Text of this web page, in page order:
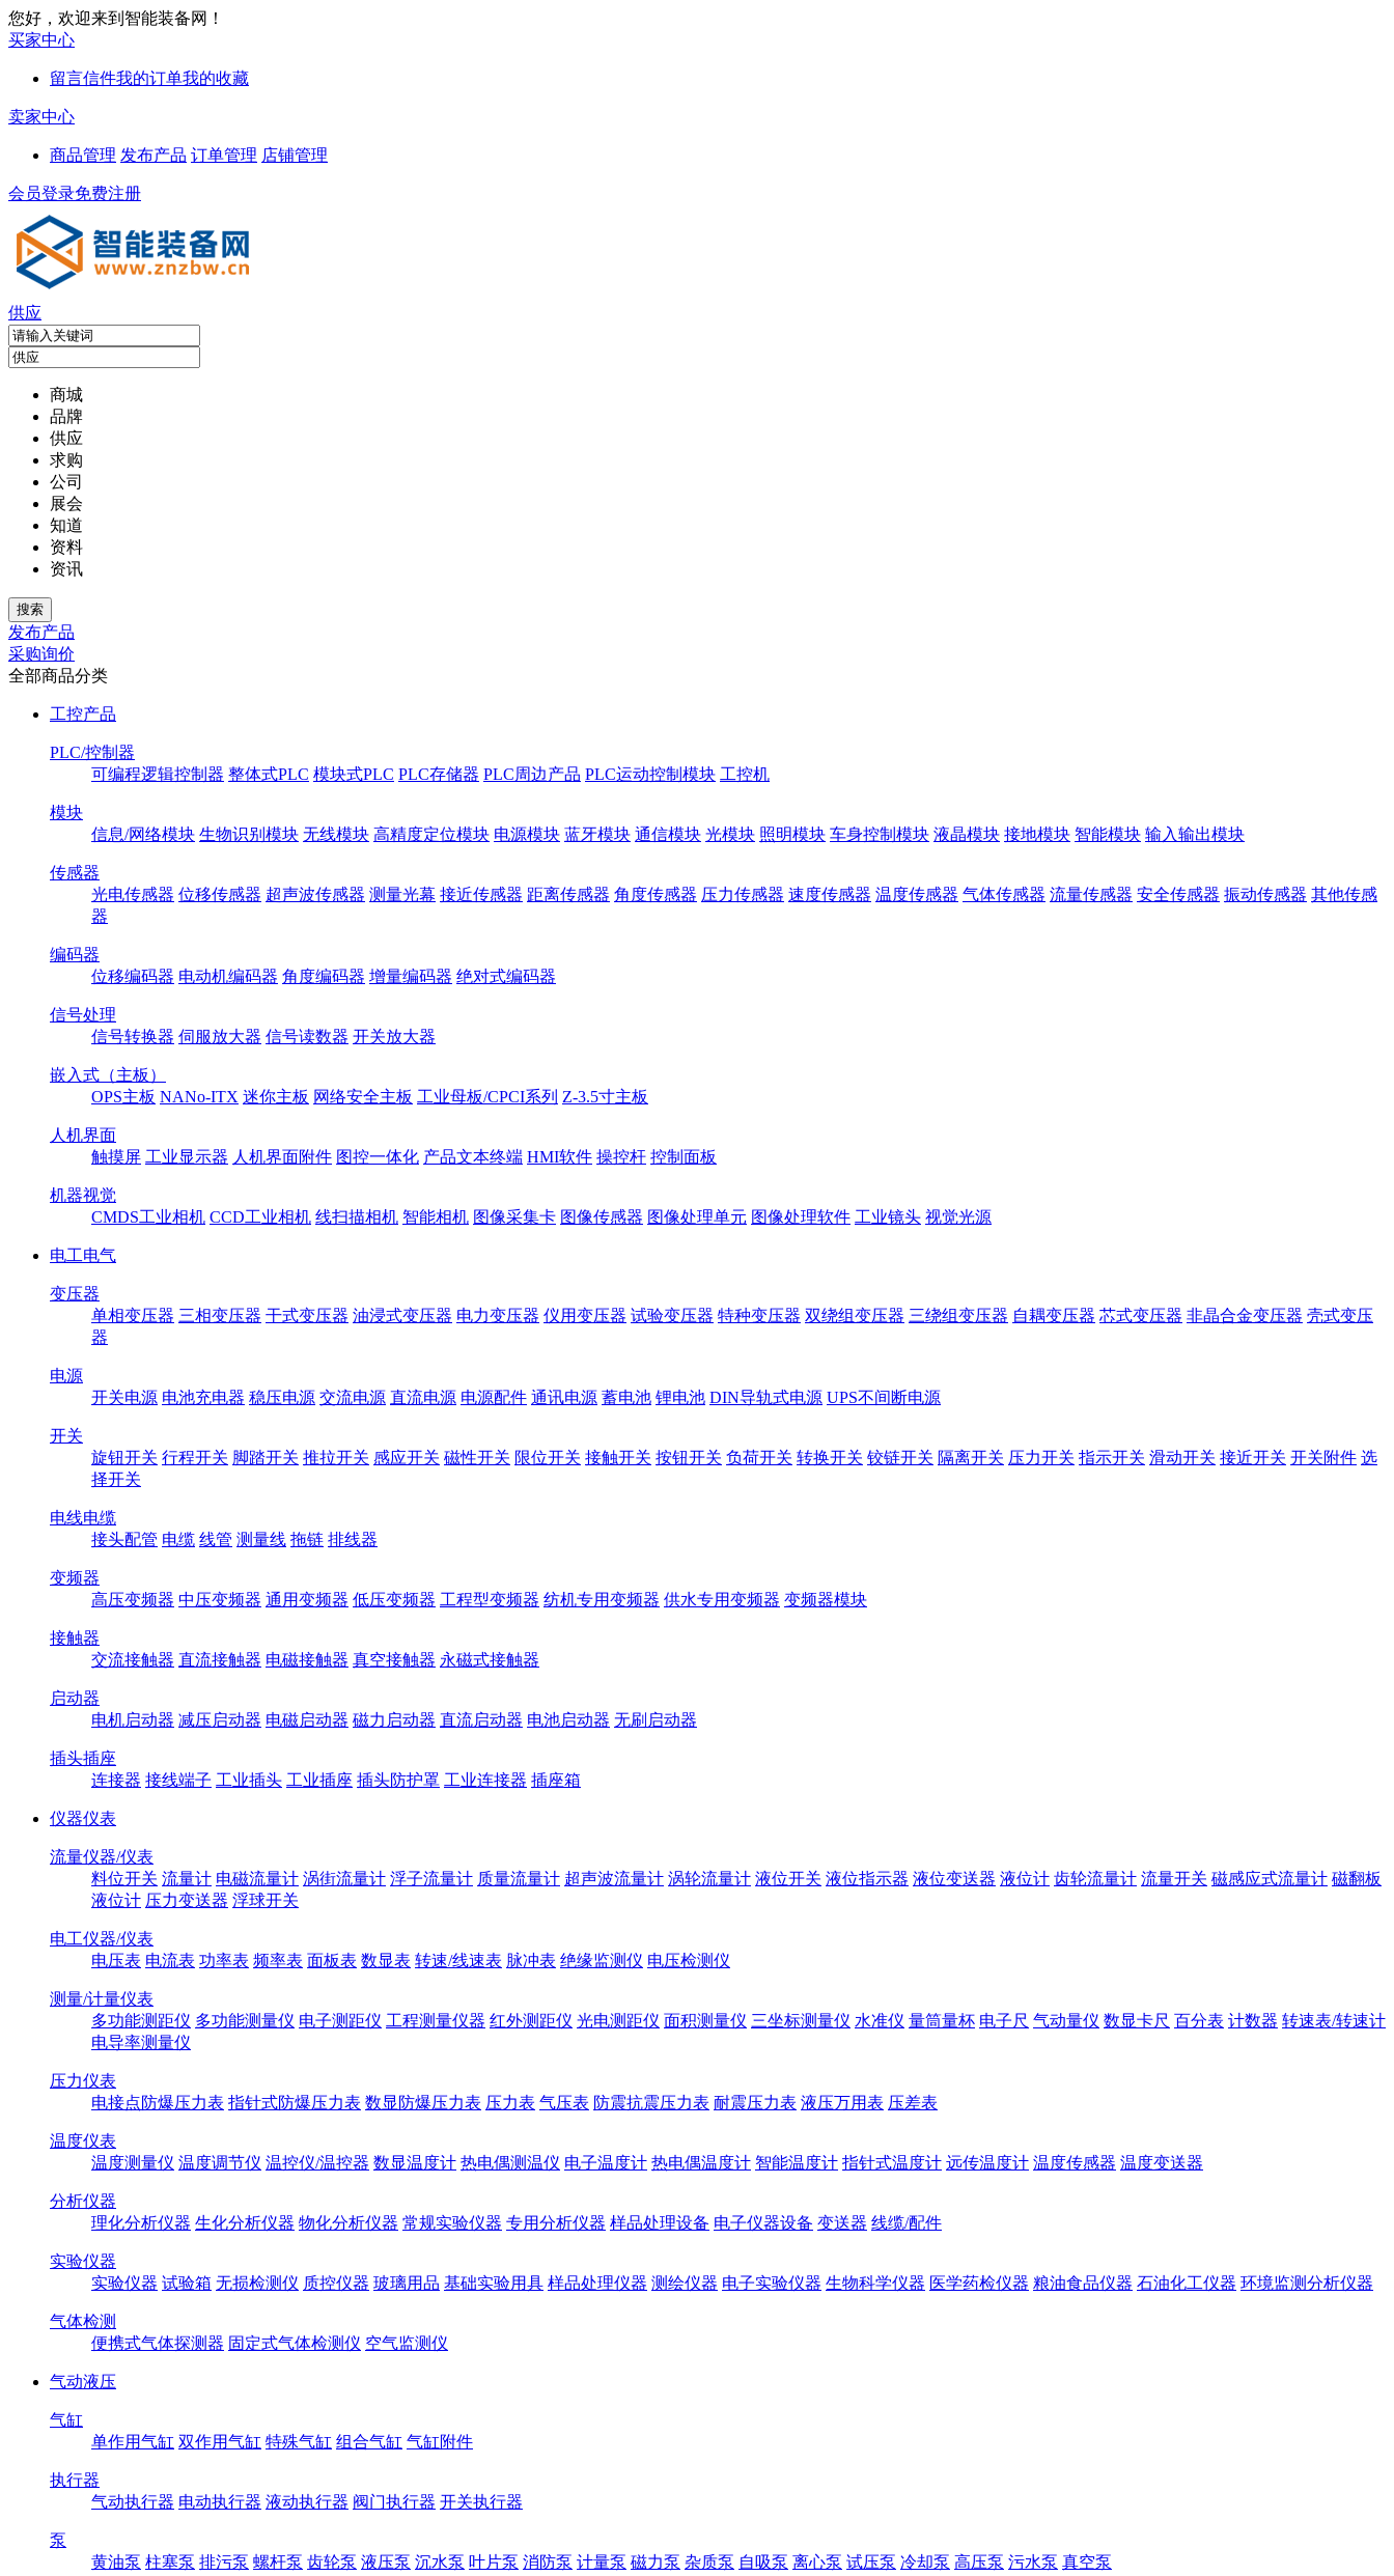
您好，欢迎来到智能装备网！
买家中心
留言信件我的订单我的收藏
卖家中心
商品管理 发布产品 订单管理 店铺管理
会员登录免费注册
供应
商城
品牌
供应
求购
公司
展会
知道
资料
资讯
发布产品
采购询价
全部商品分类
工控产品
PLC/控制器
可编程逻辑控制器 整体式PLC 模块式PLC PLC存储器 PLC周边产品 PLC运动控制模块 工控机
模块
信息/网络模块 生物识别模块 无线模块 高精度定位模块 电源模块 蓝牙模块 通信模块 光模块 照明模块 车身控制模块 液晶模块 接地模块 智能模块 输入输出模块
传感器
光电传感器 位移传感器 超声波传感器 测量光幕 接近传感器 距离传感器 角度传感器 压力传感器 速度传感器 温度传感器 气体传感器 流量传感器 安全传感器 振动传感器 其他传感
器
编码器
位移编码器 电动机编码器 角度编码器 增量编码器 绝对式编码器
信号处理
信号转换器 伺服放大器 信号读数器 开关放大器
嵌入式（主板）
OPS主板 NANo-ITX 迷你主板 网络安全主板 工业母板/CPCI系列 Z-3.5寸主板
人机界面
触摸屏 工业显示器 人机界面附件 图控一体化 产品文本终端 HMI软件 操控杆 控制面板
机器视觉
CMDS工业相机 CCD工业相机 线扫描相机 智能相机 图像采集卡 图像传感器 图像处理单元 图像处理软件 工业镜头 视觉光源
电工电气
变压器
单相变压器 三相变压器 干式变压器 油浸式变压器 电力变压器 仪用变压器 试验变压器 特种变压器 双绕组变压器 三绕组变压器 自耦变压器 芯式变压器 非晶合金变压器 壳式变压
器
电源
开关电源 电池充电器 稳压电源 交流电源 直流电源 电源配件 通讯电源 蓄电池 锂电池 DIN导轨式电源 UPS不间断电源
开关
旋钮开关 行程开关 脚踏开关 推拉开关 感应开关 磁性开关 限位开关 接触开关 按钮开关 负荷开关 转换开关 铰链开关 隔离开关 压力开关 指示开关 滑动开关 接近开关 开关附件 选
择开关
电线电缆
接头配管 电缆 线管 测量线 拖链 排线器
变频器
高压变频器 中压变频器 通用变频器 低压变频器 工程型变频器 纺机专用变频器 供水专用变频器 变频器模块
接触器
交流接触器 直流接触器 电磁接触器 真空接触器 永磁式接触器
启动器
电机启动器 减压启动器 电磁启动器 磁力启动器 直流启动器 电池启动器 无刷启动器
插头插座
连接器 接线端子 工业插头 工业插座 插头防护罩 工业连接器 插座箱
仪器仪表
流量仪器/仪表
料位开关 流量计 电磁流量计 涡街流量计 浮子流量计 质量流量计 超声波流量计 涡轮流量计 液位开关 液位指示器 液位变送器 液位计 齿轮流量计 流量开关 磁感应式流量计 磁翻板
液位计 压力变送器 浮球开关
电工仪器/仪表
电压表 电流表 功率表 频率表 面板表 数显表 转速/线速表 脉冲表 绝缘监测仪 电压检测仪
测量/计量仪表
多功能测距仪 多功能测量仪 电子测距仪 工程测量仪器 红外测距仪 光电测距仪 面积测量仪 三坐标测量仪 水准仪 量筒量杯 电子尺 气动量仪 数显卡尺 百分表 计数器 转速表/转速计
电导率测量仪
压力仪表
电接点防爆压力表 指针式防爆压力表 数显防爆压力表 压力表 气压表 防震抗震压力表 耐震压力表 液压万用表 压差表
温度仪表
温度测量仪 温度调节仪 温控仪/温控器 数显温度计 热电偶测温仪 电子温度计 热电偶温度计 智能温度计 指针式温度计 远传温度计 温度传感器 温度变送器
分析仪器
理化分析仪器 生化分析仪器 物化分析仪器 常规实验仪器 专用分析仪器 样品处理设备 电子仪器设备 变送器 线缆/配件
实验仪器
实验仪器 试验箱 无损检测仪 质控仪器 玻璃用品 基础实验用具 样品处理仪器 测绘仪器 电子实验仪器 生物科学仪器 医学药检仪器 粮油食品仪器 石油化工仪器 环境监测分析仪器
气体检测
便携式气体探测器 固定式气体检测仪 空气监测仪
气动液压
气缸
单作用气缸 双作用气缸 特殊气缸 组合气缸 气缸附件
执行器
气动执行器 电动执行器 液动执行器 阀门执行器 开关执行器
泵
黄油泵 柱塞泵 排污泵 螺杆泵 齿轮泵 液压泵 沉水泵 叶片泵 消防泵 计量泵 磁力泵 杂质泵 自吸泵 离心泵 试压泵 冷却泵 高压泵 污水泵 真空泵